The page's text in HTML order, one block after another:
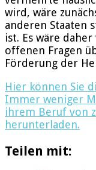
wird, wäre
anderen Staaten
ist. Es wäre
offenen Fragen
Förderung der
Hier können Sie
Immer weniger
ihrem Beruf von
herunterladen.
Teilen mit: